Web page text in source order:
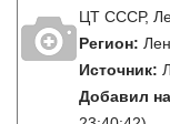
ЦТ СССР,
Регион:
Источник:
Добавил